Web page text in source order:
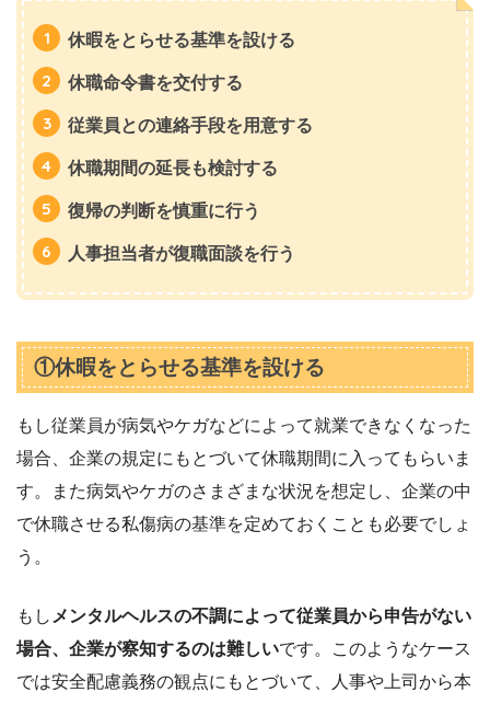
休暇をとらせる基準を設ける
休職命令書を交付する
従業員との連絡手段を用意する
休職期間の延長も検討する
復帰の判断を慎重に行う
人事担当者が復職面談を行う
①休暇をとらせる基準を設ける
もし従業員が病気やケガなどによって就業できなくなった
場合、企業の規定にもとづいて休職期間に入ってもらいま
す。また病気やケガのさまざまな状況を想定し、企業の中
で休職させる私傷病の基準を定めておくことも必要でしょ
う。
もし メンタルヘルスの不調によって従業員から申告がない
場合、企業が察知するのは難しいです。このようなケース
では安全配慮義務の観点にもとづいて、人事や上司から本